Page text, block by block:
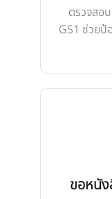
ตรวจสอ
GS1 ช่วย
ขอหนัง